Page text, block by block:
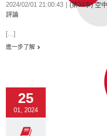
2024/02/01 21:00:43 (第34季) 空
評論
[...]
進一步了解
25
01, 2024